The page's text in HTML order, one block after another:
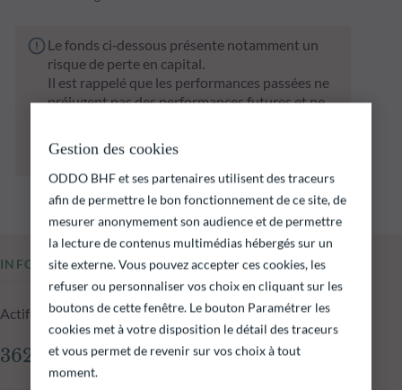
Le fonds ci‑dessous présente notamment un
risque de perte en capital.
Il est rappelé que les performances passées ne
préjugent pas des performances futures et ne
L’atteinte des objectifs d’investissement ne
peut être garantie.
INFORMATIONS CLÉS
Actif net du fonds au 06.08.2026
362,39 M€
Gestion des cookies
ODDO BHF et ses partenaires utilisent des traceurs
afin de permettre le bon fonctionnement de ce site, de
mesurer anonymement son audience et de permettre
la lecture de contenus multimédias hébergés sur un
site externe. Vous pouvez accepter ces cookies, les
refuser ou personnaliser vos choix en cliquant sur les
boutons de cette fenêtre. Le bouton Paramétrer les
cookies met à votre disposition le détail des traceurs
et vous permet de revenir sur vos choix à tout
moment.